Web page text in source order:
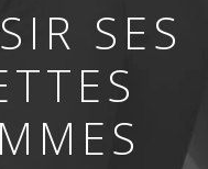
SES